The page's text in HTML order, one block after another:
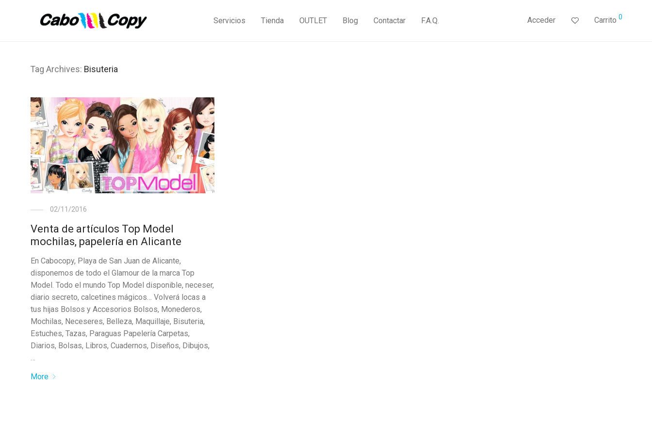
Servicios Tienda OUTLET Blog Contactar F.A.Q. Acceder Carrito 0
Tag Archives: Bisuteria
02/11/2016
Venta de artículos Top Model
mochilas, papelería en Alicante
En Cabocopy, Playa de San Juan de Alicante,
disponemos de todo el Glamour de la marca Top
Model. Todo el mundo Top Model disponible, neceser,
diario secreto, calcetines mágicos… Volverá locas a
tus hijas Bolsos y Accesorios Bolsos, Monederos,
Mochilas, Neceseres, Belleza, Maquillaje, Bisuteria,
Estuches, Tazas, Paraguas Papelería Carpetas,
Diarios, Bolsas, Libros, Cuadernos, Diseños, Dibujos,
More